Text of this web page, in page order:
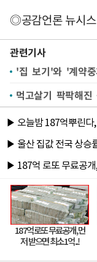
◎공감언론 뉴시스
관련기사